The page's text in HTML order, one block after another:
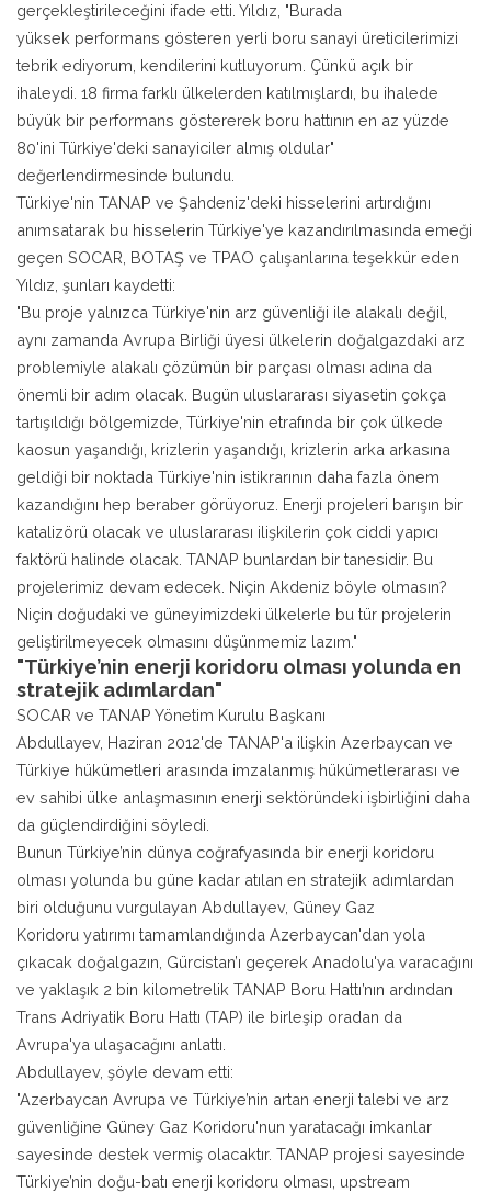
gerçekleştirileceğini ifade etti. Yıldız, "Burada
yüksek performans gösteren yerli boru sanayi üreticilerimizi
tebrik ediyorum, kendilerini kutluyorum. Çünkü açık bir
ihaleydi. 18 firma farklı ülkelerden katılmışlardı, bu ihalede
büyük bir performans göstererek boru hattının en az yüzde
80'ini Türkiye'deki sanayiciler almış oldular"
değerlendirmesinde bulundu.
Türkiye'nin TANAP ve Şahdeniz'deki hisselerini artırdığını
anımsatarak bu hisselerin Türkiye'ye kazandırılmasında emeği
geçen SOCAR, BOTAŞ ve TPAO çalışanlarına teşekkür eden
Yıldız, şunları kaydetti:
"Bu proje yalnızca Türkiye'nin arz güvenliği ile alakalı değil,
aynı zamanda Avrupa Birliği üyesi ülkelerin doğalgazdaki arz
problemiyle alakalı çözümün bir parçası olması adına da
önemli bir adım olacak. Bugün uluslararası siyasetin çokça
tartışıldığı bölgemizde, Türkiye'nin etrafında bir çok ülkede
kaosun yaşandığı, krizlerin yaşandığı, krizlerin arka arkasına
geldiği bir noktada Türkiye'nin istikrarının daha fazla önem
kazandığını hep beraber görüyoruz. Enerji projeleri barışın bir
katalizörü olacak ve uluslararası ilişkilerin çok ciddi yapıcı
faktörü halinde olacak. TANAP bunlardan bir tanesidir. Bu
projelerimiz devam edecek. Niçin Akdeniz böyle olmasın?
Niçin doğudaki ve güneyimizdeki ülkelerle bu tür projelerin
geliştirilmeyecek olmasını düşünmemiz lazım."
"Türkiye’nin enerji koridoru olması yolunda en
stratejik adımlardan"
SOCAR ve TANAP Yönetim Kurulu Başkanı
Abdullayev, Haziran 2012'de TANAP'a ilişkin Azerbaycan ve
Türkiye hükümetleri arasında imzalanmış hükümetlerarası ve
ev sahibi ülke anlaşmasının enerji sektöründeki işbirliğini daha
da güçlendirdiğini söyledi.
Bunun Türkiye’nin dünya coğrafyasında bir enerji koridoru
olması yolunda bu güne kadar atılan en stratejik adımlardan
biri olduğunu vurgulayan Abdullayev, Güney Gaz
Koridoru yatırımı tamamlandığında Azerbaycan'dan yola
çıkacak doğalgazın, Gürcistan’ı geçerek Anadolu'ya varacağını
ve yaklaşık 2 bin kilometrelik TANAP Boru Hattı’nın ardından
Trans Adriyatik Boru Hattı (TAP) ile birleşip oradan da
Avrupa'ya ulaşacağını anlattı.
Abdullayev, şöyle devam etti:
"Azerbaycan Avrupa ve Türkiye’nin artan enerji talebi ve arz
güvenliğine Güney Gaz Koridoru'nun yaratacağı imkanlar
sayesinde destek vermiş olacaktır. TANAP projesi sayesinde
Türkiye’nin doğu-batı enerji koridoru olması, upstream